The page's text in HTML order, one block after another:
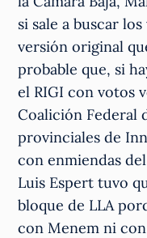
si sale a buscar
versión original
probable que, si
el RIGI con votos
Coalición Federal
provinciales de
con enmiendas del
Luis Espert tuvo
bloque de LLA
con Menem ni